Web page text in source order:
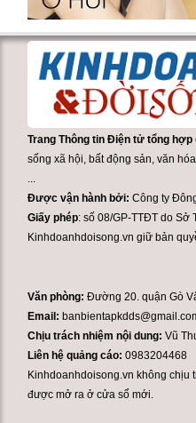
Trang Thông tin Điện tử tổng hợp
sống xã hội, bất động sản, văn
Được vận hành bởi:Công ty
Giấy phép: số 08/GP-TTĐT do Sở
Kinhdoanhdoisong.vn giữ bản
Văn phòng:Đường 20. quận Gò
Email:
Chịu trách nhiệm nội dung: Vũ
Liên hệ quảng cáo:0983204468
Kinhdoanhdoisong.vn không chịu
được mở ra ở cửa sổ mới.